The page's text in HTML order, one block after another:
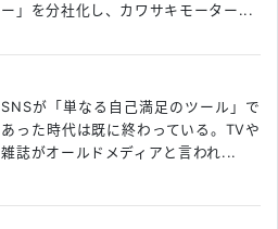
ー」を分社化し、カワサキモーター...
SNSが「単なる自己満足のツール」で
あった時代は既に終わっている。TVや
雑誌がオールドメディアと言われ...